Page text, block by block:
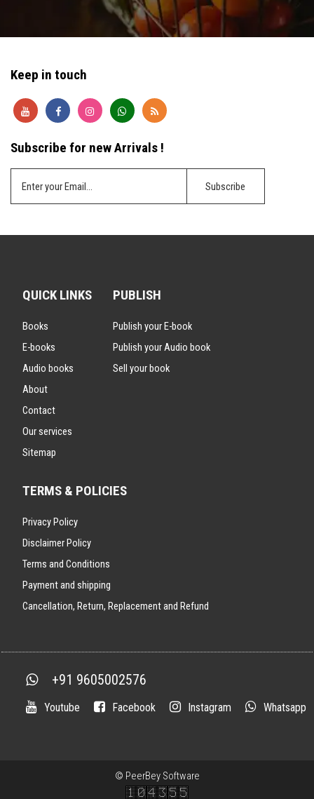
Keep in touch
Subscribe for new Arrivals !
QUICK LINKS
Books
E-books
Audio books
About
Contact
Our services
Sitemap
PUBLISH
Publish your E-book
Publish your Audio book
Sell your book
TERMS & POLICIES
Privacy Policy
Disclaimer Policy
Terms and Conditions
Payment and shipping
Cancellation, Return, Replacement and Refund
+91 9605002576
Youtube Facebook Instagram Whatsapp
© PeerBey Software